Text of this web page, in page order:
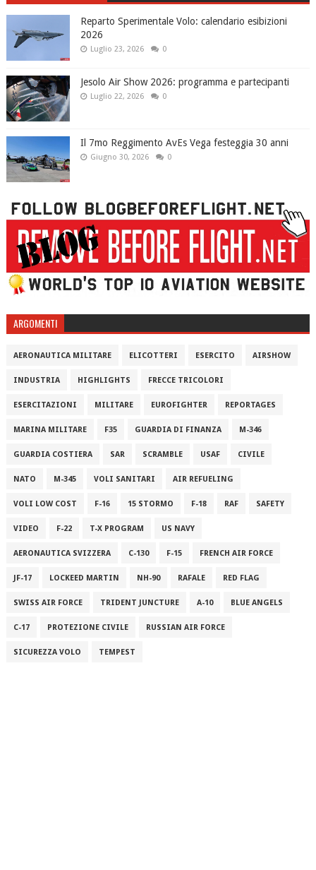
Reparto Sperimentale Volo: calendario esibizioni
2026
Luglio 23, 2026 0
Jesolo Air Show 2026: programma e partecipanti
Luglio 22, 2026 0
Il 7mo Reggimento AvEs Vega festeggia 30 anni
Giugno 30, 2026 0
ARGOMENTI
AERONAUTICA MILITARE ELICOTTERI ESERCITO AIRSHOW
INDUSTRIA HIGHLIGHTS FRECCE TRICOLORI
ESERCITAZIONI MILITARE EUROFIGHTER REPORTAGES
MARINA MILITARE F35 GUARDIA DI FINANZA M-346
GUARDIA COSTIERA SAR SCRAMBLE USAF CIVILE
NATO M-345 VOLI SANITARI AIR REFUELING
VOLI LOW COST F-16 15 STORMO F-18 RAF SAFETY
VIDEO F-22 T-X PROGRAM US NAVY
AERONAUTICA SVIZZERA C-130 F-15 FRENCH AIR FORCE
JF-17 LOCKEED MARTIN NH-90 RAFALE RED FLAG
SWISS AIR FORCE TRIDENT JUNCTURE A-10 BLUE ANGELS
C-17 PROTEZIONE CIVILE RUSSIAN AIR FORCE
SICUREZZA VOLO TEMPEST